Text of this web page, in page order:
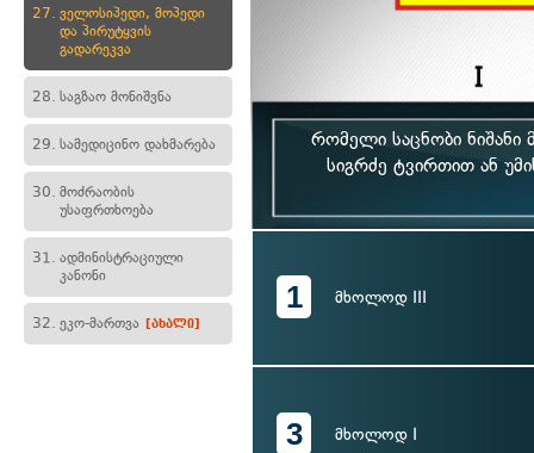
27. ველოსიპედი, მოპედი
და პირუტყვის
გადარეკვა
28. საგზაო მონიშვნა
29. სამედიცინო დახმარება
30. მოძრაობის
უსაფრთხოება
31. ადმინისტრაციული
კანონი
32. ეკო-მართვა [ახალი]
რომელი საცნობი ნიშანი
სიგრძე ტვირთით ან
1 მხოლოდ III
3 მხოლოდ I